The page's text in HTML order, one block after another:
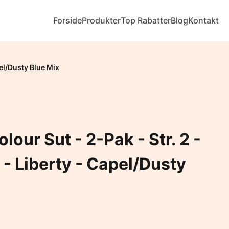
ForsideProdukterTop RabatterBlogKontakt
Dusty Blue Mix
Sut - 2-Pak - Str. 2 -
Liberty - Capel/Dusty